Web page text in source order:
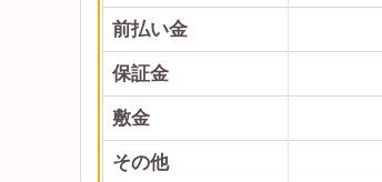
前払い金
保証金
敷金
その他